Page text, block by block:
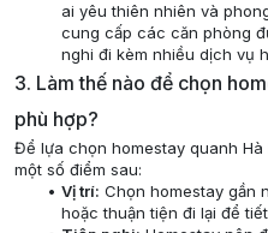
ai yêu thiên nhiên và
cung cấp các căn phòng
nghi đi kèm nhiều dịch vụ
3. Làm thế nào để chọn
phù hợp?
Để lựa chọn homestay quanh
một số điểm sau:
Vị trí: Chọn homestay gần
hoặc thuận tiện đi lại để